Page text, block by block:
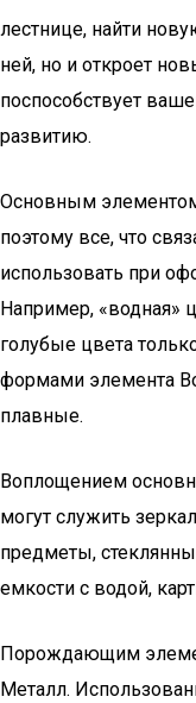
лестнице, найти
ней, но и откроет
поспособствует
развитию.
Основным
поэтому все, что
использовать при
Например, «водная»
голубые цвета
формами элемента
плавные.
Воплощением
могут служить
предметы,
емкости с водой,
Порождающим
Металл.